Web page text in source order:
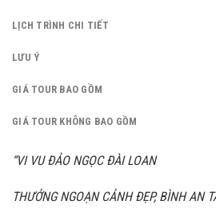
LỊCH TRÌNH CHI TIẾT
LƯU Ý
GIÁ TOUR BAO GỒM
GIÁ TOUR KHÔNG BAO GỒM
“VI VU ĐẢO NGỌC ĐÀI LOAN
THƯỞNG NGOẠN CẢNH ĐẸP, BÌNH AN